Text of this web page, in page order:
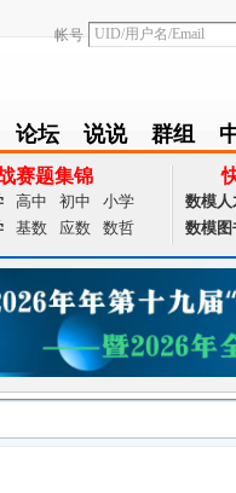
帐号
论坛
BBS
说说
Follow
群组
group
赛题集锦
高中 初中
小学
基数 应数 数哲
数模人
数模图